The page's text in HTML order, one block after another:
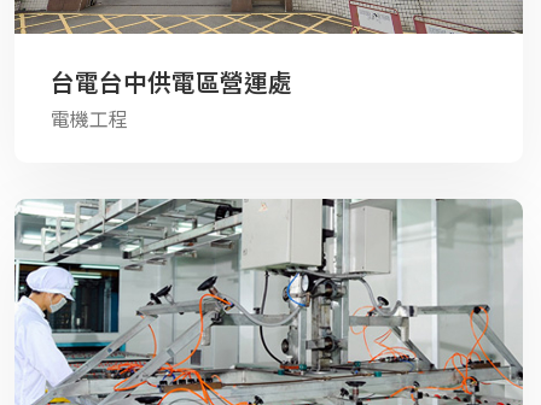
台電台中供電區營運處
電機工程